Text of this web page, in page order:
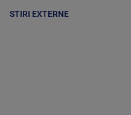
STIRI EXTERNE